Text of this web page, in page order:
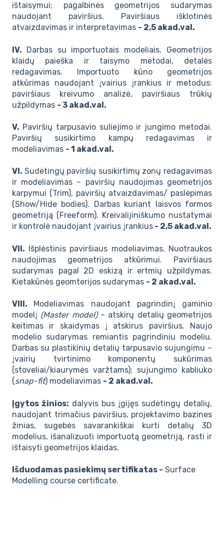
ištaisymui; pagalbinės geometrijos sudarymas
naudojant paviršius. Paviršiaus išklotinės
atvaizdavimas ir interpretavimas - 2,5 akad.val.
IV. Darbas su importuotais modeliais. Geometrijos
klaidų paieška ir taisymo metodai, detalės
redagavimas. Importuoto kūno geometrijos
atkūrimas naudojant įvairius įrankius ir metodus:
paviršiaus kreivumo analizė, paviršiaus trūkių
užpildymas - 3 akad.val.
V. Paviršių tarpusavio suliejimo ir jungimo metodai.
Paviršių susikirtimo kampų redagavimas ir
modeliavimas - 1 akad.val.
VI. Sudėtingų paviršių susikirtimų zonų redagavimas
ir modeliavimas – paviršių naudojimas geometrijos
karpymui (Trim), paviršių atvaizdavimas/ paslėpimas
(Show/Hide bodies). Darbas kuriant laisvos formos
geometriją (Freeform). Kreivalijiniškumo nustatymai
ir kontrolė naudojant įvairius įrankius - 2,5 akad.val.
VII. Išplėstinis paviršiaus modeliavimas. Nuotraukos
naudojimas geometrijos atkūrimui. Paviršiaus
sudarymas pagal 2D eskizą ir ertmių užpildymas.
Kietakūnės geomterijos sudarymas - 2 akad.val.
VIII. Modeliavimas naudojant pagrindinį gaminio
modelį (Master model) – atskirų detalių geometrijos
keitimas ir skaidymas į atskirus paviršius. Naujo
modelio sudarymas remiantis pagrindiniu modeliu.
Darbas su plastikinių detalių tarpusavio sujungimu –
įvairių tvirtinimo komponentų sukūrimas
(stoveliai/kiaurymės varžtams); sujungimo kabliuko
(snap-fit) modeliavimas - 2 akad.val.
Įgytos žinios: dalyvis bus įgijęs sudėtingų detalių,
naudojant trimačius paviršius, projektavimo bazines
žinias, sugebės savarankiškai kurti detalių 3D
modelius, išanalizuoti importuotą geometriją, rasti ir
ištaisyti geometrijos klaidas.
Išduodamas pasiekimų sertifikatas - Surface
Modelling course certificate.